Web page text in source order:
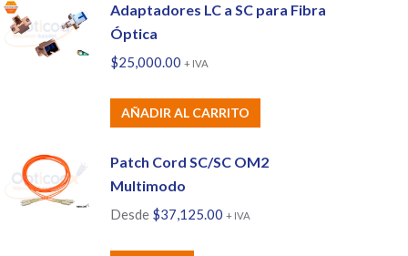
Adaptadores LC a SC para Fibra
Óptica
$25,000.00 + IVA
AÑADIR AL CARRITO
Patch Cord SC/SC OM2
Multimodo
Desde $37,125.00 + IVA